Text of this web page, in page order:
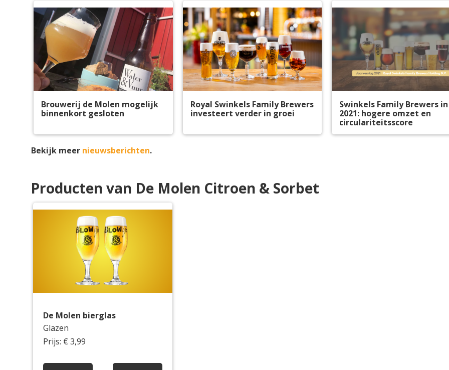
Brouwerij de Molen mogelijk
binnenkort gesloten
Royal Swinkels Family Brewers
investeert verder in groei
Swinkels Family Brewers in
2021: hogere omzet en
circulariteitsscore
Bekijk meer nieuwsberichten.
Producten van De Molen Citroen & Sorbet
De Molen bierglas
Glazen
Prijs: € 3,99